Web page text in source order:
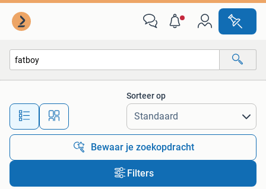
Alle afstanden…
Sorteer op
Bewaar je zoekopdracht
Filters